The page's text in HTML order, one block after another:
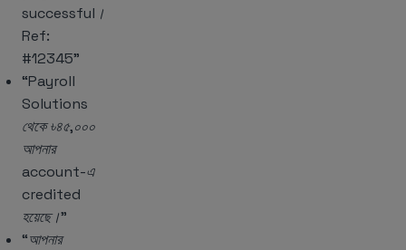
successful।
Ref:
#12345”
“Payroll
Solutions
থেকে ৳৪৫,০০০
আপনার
account-এ
credited
হয়েছে।”
“আপনার